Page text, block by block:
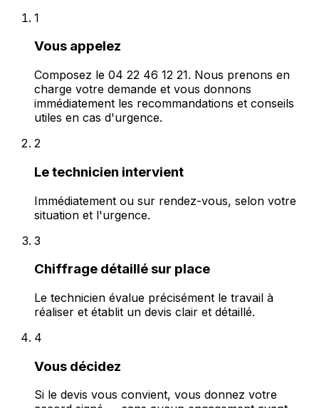
1
Vous appelez
Composez le 04 22 46 12 21. Nous prenons en
charge votre demande et vous donnons
immédiatement les recommandations et conseils
utiles en cas d'urgence.
2
Le technicien intervient
Immédiatement ou sur rendez-vous, selon votre
situation et l'urgence.
3
Chiffrage détaillé sur place
Le technicien évalue précisément le travail à
réaliser et établit un devis clair et détaillé.
4
Vous décidez
Si le devis vous convient, vous donnez votre